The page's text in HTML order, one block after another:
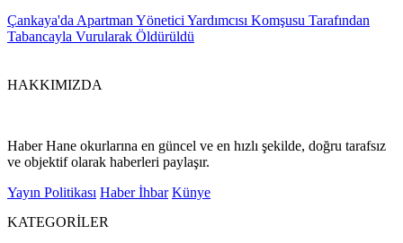
Çankaya'da Apartman Yönetici Yardımcısı Komşusu Tarafından
Tabancayla Vurularak Öldürüldü
HAKKIMIZDA
Haber Hane okurlarına en güncel ve en hızlı şekilde, doğru tarafsız
ve objektif olarak haberleri paylaşır.
Yayın Politikası Haber İhbar Künye
KATEGORİLER